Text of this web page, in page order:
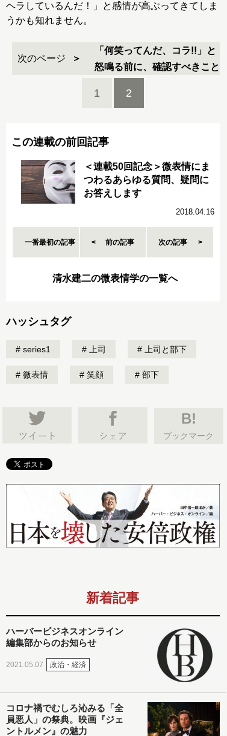
ヘラしているんだ！」と感情が高ぶってきてしま
うかも知れません。
次のページ
「何笑ってんだ、コラ!!」と
怒鳴る前に、確認すべきこと
1 2
この連載の前回記事
＜連載50回記念＞微表情にま
つわるあらゆる質問、疑問に
お答えします
2018.04.16
一番最初の記事 前の記事 次の記事
清水建二の微表情学の一覧へ
ハッシュタグ
series1 上司 上司と部下
微表情 笑顔 部下
B!
ブックマーク
新着記事
ハーバービジネスオンライン
編集部からのお知らせ
2021.05.07 政治・経済
コロナ禍でむしろ沁みる「全
員悪人」の祭典。映画『ジェ
ントルメン』の魅力